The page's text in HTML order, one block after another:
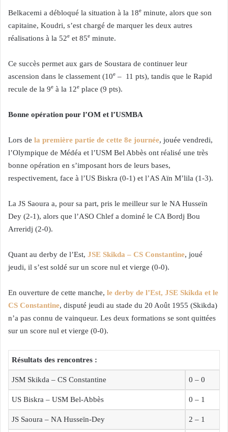
Belkacemi a débloqué la situation à la 18e minute, alors que son
capitaine, Koudri, s’est chargé de marquer les deux autres
réalisations à la 52e et 85e minute.
Ce succès permet aux gars de Soustara de continuer leur
ascension dans le classement (10e – 11 pts), tandis que le Rapid
recule de la 9e à la 12e place (9 pts).
Bonne opération pour l’OM et l’USMBA
Lors de la première partie de cette 8e journée, jouée vendredi,
l’Olympique de Médéa et l’USM Bel Abbès ont réalisé une très
bonne opération en s’imposant hors de leurs bases,
respectivement, face à l’US Biskra (0-1) et l’AS Aïn M’lila (1-3).
La JS Saoura a, pour sa part, pris le meilleur sur le NA Husseïn
Dey (2-1), alors que l’ASO Chlef a dominé le CA Bordj Bou
Arreridj (2-0).
Quant au derby de l’Est, JSE Skikda – CS Constantine, joué
jeudi, il s’est soldé sur un score nul et vierge (0-0).
En ouverture de cette manche, le derby de l’Est, JSE Skikda et le
CS Constantine, disputé jeudi au stade du 20 Août 1955 (Skikda)
n’a pas connu de vainqueur. Les deux formations se sont quittées
sur un score nul et vierge (0-0).
Résultats des rencontres :
JSM Skikda – CS Constantine 0 – 0
US Biskra – USM Bel-Abbès 0 – 1
JS Saoura – NA Husseïn-Dey 2 – 1